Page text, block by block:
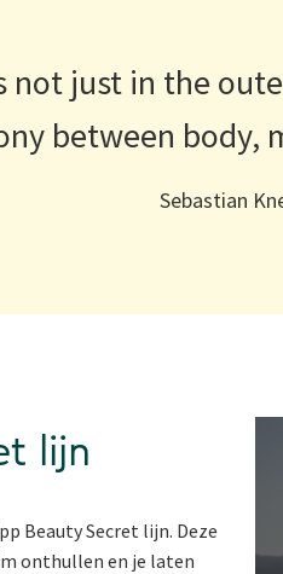
not just in the
between body,
Sebastian
lijn
Beauty Secret lijn. Deze
onthullen en je laten